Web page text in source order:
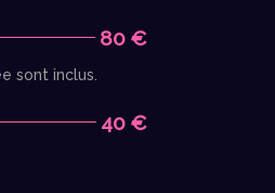
80 €
sont inclus.
40 €